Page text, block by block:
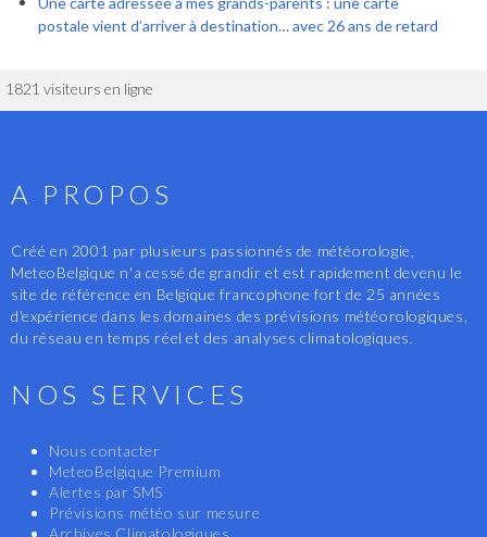
postale vient d’arriver à destination… avec 26 ans de retard
1821 visiteurs en ligne
A PROPOS
Créé en 2001 par plusieurs passionnés de météorologie,
MeteoBelgique n'a cessé de grandir et est rapidement devenu le
site de référence en Belgique francophone fort de 25 années
d'expérience dans les domaines des prévisions météorologiques,
du réseau en temps réel et des analyses climatologiques.
NOS SERVICES
Nous contacter
MeteoBelgique Premium
Alertes par SMS
Prévisions météo sur mesure